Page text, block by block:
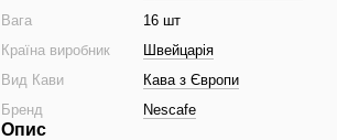
Вага
16 шт
Країна виробник
Швейцарія
Вид Кави
Кава з Європи
Бренд
Nescafe
Опис